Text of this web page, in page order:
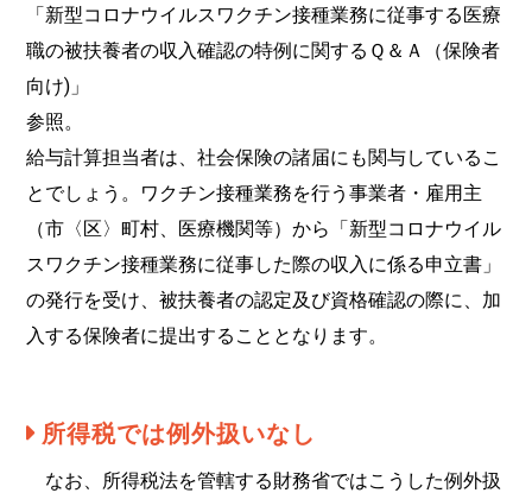
「新型コロナウイルスワクチン接種業務に従事する医療
職の被扶養者の収入確認の特例に関するＱ＆Ａ（保険者
向け)」
参照。
給与計算担当者は、社会保険の諸届にも関与しているこ
とでしょう。ワクチン接種業務を行う事業者・雇用主
（市〈区〉町村、医療機関等）から「新型コロナウイル
スワクチン接種業務に従事した際の収入に係る申立書」
の発行を受け、被扶養者の認定及び資格確認の際に、加
入する保険者に提出することとなります。
所得税では例外扱いなし
なお、所得税法を管轄する財務省ではこうした例外扱